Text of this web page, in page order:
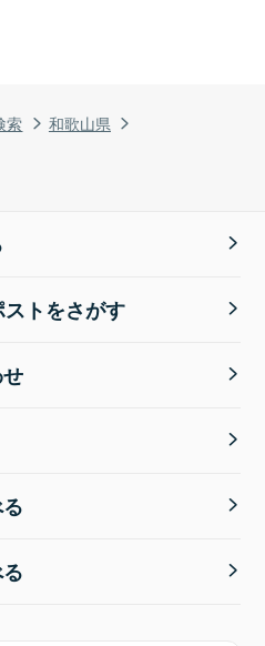
索
和歌山県
トをさがす